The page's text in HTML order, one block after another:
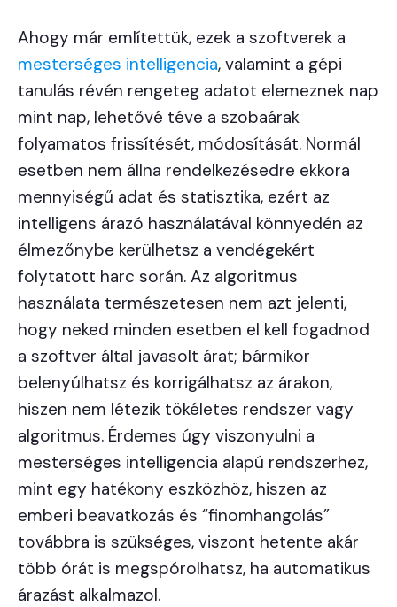
Ahogy már említettük, ezek a szoftverek a
mesterséges intelligencia, valamint a gépi
tanulás révén rengeteg adatot elemeznek nap
mint nap, lehetővé téve a szobaárak
folyamatos frissítését, módosítását. Normál
esetben nem állna rendelkezésedre ekkora
mennyiségű adat és statisztika, ezért az
intelligens árazó használatával könnyedén az
élmezőnybe kerülhetsz a vendégekért
folytatott harc során. Az algoritmus
használata természetesen nem azt jelenti,
hogy neked minden esetben el kell fogadnod
a szoftver által javasolt árat; bármikor
belenyúlhatsz és korrigálhatsz az árakon,
hiszen nem létezik tökéletes rendszer vagy
algoritmus. Érdemes úgy viszonyulni a
mesterséges intelligencia alapú rendszerhez,
mint egy hatékony eszközhöz, hiszen az
emberi beavatkozás és “finomhangolás”
továbbra is szükséges, viszont hetente akár
több órát is megspórolhatsz, ha automatikus
árazást alkalmazol.